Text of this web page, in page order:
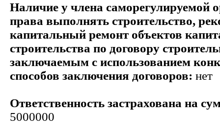
Наличие у члена саморегулируемой
права выполнять строительство,
капитальный ремонт объектов
строительства по договору
заключаемым с использованием
способов заключения договоров: нет
Ответственность застрахована на
5000000